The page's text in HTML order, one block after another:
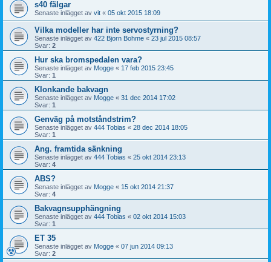
s40 fälgar
Senaste inlägget av vit « 05 okt 2015 18:09
Vilka modeller har inte servostyrning?
Senaste inlägget av 422 Bjorn Bohme « 23 jul 2015 08:57
Svar: 2
Hur ska bromspedalen vara?
Senaste inlägget av Mogge « 17 feb 2015 23:45
Svar: 1
Klonkande bakvagn
Senaste inlägget av Mogge « 31 dec 2014 17:02
Svar: 1
Genväg på motståndstrim?
Senaste inlägget av 444 Tobias « 28 dec 2014 18:05
Svar: 1
Ang. framtida sänkning
Senaste inlägget av 444 Tobias « 25 okt 2014 23:13
Svar: 4
ABS?
Senaste inlägget av Mogge « 15 okt 2014 21:37
Svar: 4
Bakvagnsupphängning
Senaste inlägget av 444 Tobias « 02 okt 2014 15:03
Svar: 1
ET 35
Senaste inlägget av Mogge « 07 jun 2014 09:13
Svar: 2